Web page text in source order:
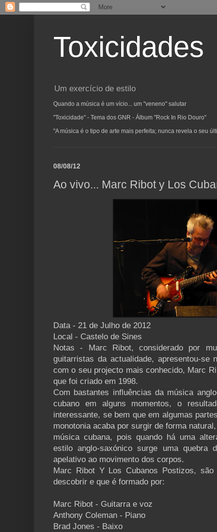
Toxicidades
Um exercício de estilo
Quando a música é um vício... um "veneno" salutar
"Toxicidade" - Tema dos GNR - Álbum "Rock In Rio Douro"
"A música é o tipo de arte mais perfeita; nunca revela o seu
08/08/12
Ao vivo... Marc Ribot y Los
Data - 21 de Julho de 2012
Local - Castelo de Sines
Notas - Marc Ribot, considerado por
guitarristas da actualidade, apresentou-se
com o seu projecto mais conhecido, Marc
que foi criado em 1998.
Com bastantes influências da música
cubano em alguns momentos, o
interessante, se bem que em algumas
monotonia acaba por surgir de forma
música cubana, pois quando há uma
estilo anglo-saxónico surge uma quebra
apelativo ao movimento dos corpos.
Marc Ribot Y Los Cubanos Postizos,
descobrir e que é formado por:
Marc Ribot - Guitarra e voz
Anthony Coleman - Piano
Brad Jones - Baixo